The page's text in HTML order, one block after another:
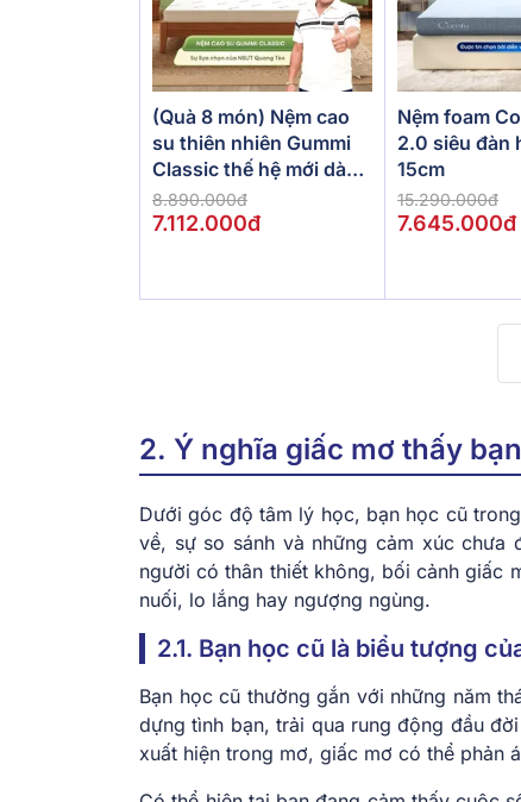
(Quà 8 món) Nệm cao
su thiên nhiên Gummi
Classic thế hệ mới dày
5/10/15cm
8.890.000đ
7.112.000đ
Nệm foam
2.0 siêu đàn
15cm
15.290.000đ
7.645.000đ
2. Ý nghĩa giấc mơ thấy
Dưới góc độ tâm lý học, bạn học cũ
về, sự so sánh và những cảm xúc
người có thân thiết không, bối cảnh giấc
nuối, lo lắng hay ngượng ngùng.
2.1. Bạn học cũ là biểu tượng
Bạn học cũ thường gắn với những năm
dựng tình bạn, trải qua rung động đầu
xuất hiện trong mơ, giấc mơ có thể phản